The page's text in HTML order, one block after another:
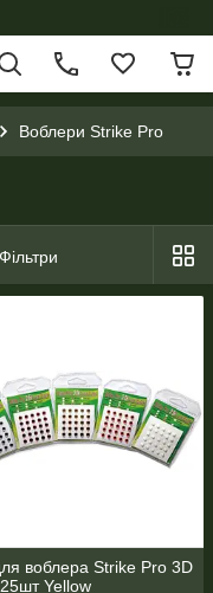
Воблери Strike Pro
Фільтри
воблера Strike Pro 3D
Yellow